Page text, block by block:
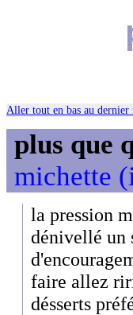
Aller tout en bas au dernier
plus que
michette
la pression
dénivellé un
faire allez
désserts